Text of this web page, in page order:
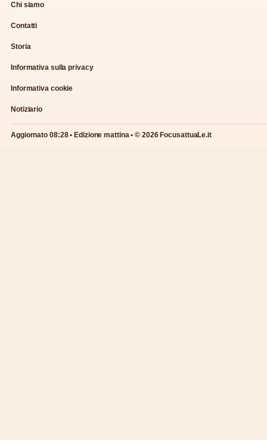
Chi siamo
Contatti
Storia
Informativa sulla privacy
Informativa cookie
Notiziario
Aggiornato 08:28 • Edizione mattina • © 2026 FocusattuaLe.it